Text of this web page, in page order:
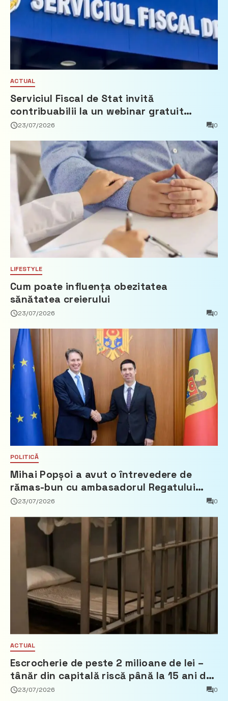
ACTUAL
Serviciul Fiscal de Stat invită
contribuabilii la un webinar gratuit
privind calculul impozitului pe bunurile
23/07/2026 0
LIFESTYLE
Cum poate influența obezitatea
sănătatea creierului
23/07/2026 0
POLITICĂ
Mihai Popșoi a avut o întrevedere de
rămas-bun cu ambasadorul Regatului
Țărilor de Jos, Fred Duijn
23/07/2026 0
ACTUAL
Escrocherie de peste 2 milioane de lei –
tânăr din capitală riscă până la 15 ani de
închisoare
23/07/2026 0